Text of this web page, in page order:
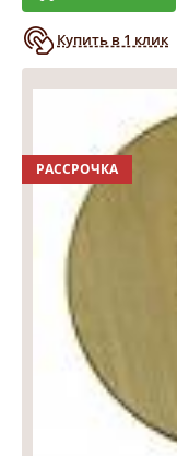
Купить в 1 клик
РАССРОЧКА